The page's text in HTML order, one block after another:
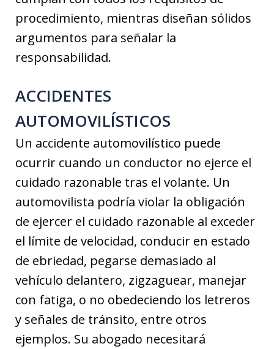
procedimiento, mientras diseñan sólidos
argumentos para señalar la
responsabilidad.
ACCIDENTES
AUTOMOVILÍSTICOS
Un accidente automovilístico puede
ocurrir cuando un conductor no ejerce el
cuidado razonable tras el volante. Un
automovilista podría violar la obligación
de ejercer el cuidado razonable al exceder
el límite de velocidad, conducir en estado
de ebriedad, pegarse demasiado al
vehículo delantero, zigzaguear, manejar
con fatiga, o no obedeciendo los letreros
y señales de tránsito, entre otros
ejemplos. Su abogado necesitará